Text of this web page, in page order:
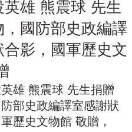
英雄 熊震球 先生
，國防部史政編譯
合影，國軍歷史文
雄 熊震球 先生捐贈
部史政編譯室感謝狀
歷史文物館 敬贈 ，